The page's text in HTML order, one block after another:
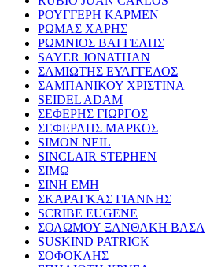
ΡΟΥΓΓΕΡΗ ΚΑΡΜΕΝ
ΡΩΜΑΣ ΧΑΡΗΣ
ΡΩΜΝΙΟΣ ΒΑΓΓΕΛΗΣ
SAYER JONATHAN
ΣΑΜΙΩΤΗΣ ΕΥΑΓΓΕΛΟΣ
ΣΑΜΠΑΝΙΚΟΥ ΧΡΙΣΤΙΝΑ
SEIDEL ADAM
ΣΕΦΕΡΗΣ ΓΙΩΡΓΟΣ
ΣΕΦΕΡΛΗΣ ΜΑΡΚΟΣ
SIMON NEIL
SINCLAIR STEPHEN
ΣΙΜΩ
ΣΙΝΗ ΕΜΗ
ΣΚΑΡΑΓΚΑΣ ΓΙΑΝΝΗΣ
SCRIBE EUGENE
ΣΟΛΩΜΟΥ ΞΑΝΘΑΚΗ ΒΑΣΑ
SUSKIND PATRICK
ΣΟΦΟΚΛΗΣ